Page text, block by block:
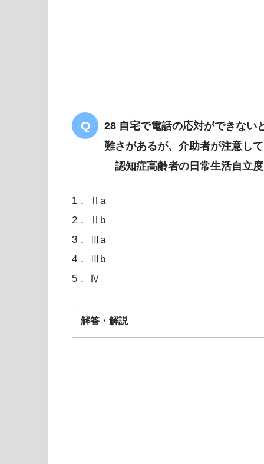
28 自宅で電話の応対ができない
難さがあるが、介助者が注意し
認知症高齢者の日常生活自立
1． Ⅱa
2． Ⅱb
3． Ⅲa
4． Ⅲb
5． Ⅳ
解答・解説